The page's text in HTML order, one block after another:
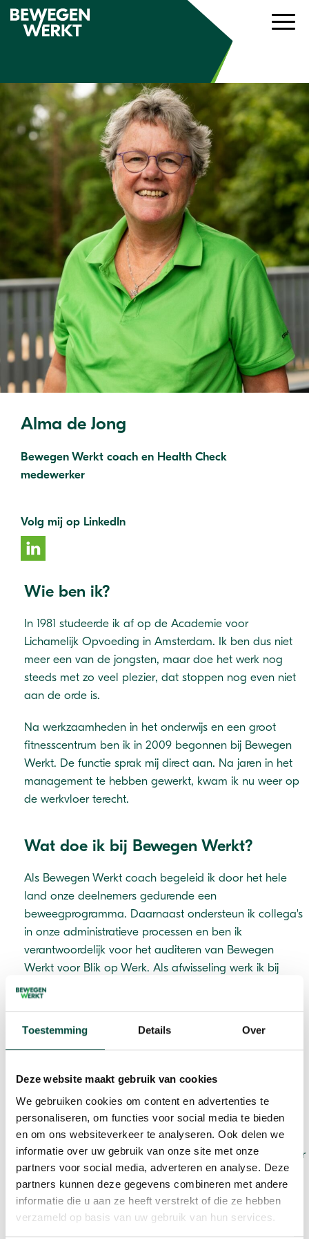
Toestemming Details Over
Deze website maakt gebruik van cookies
We gebruiken cookies om content en advertenties te
personaliseren, om functies voor social media te bieden
en om ons websiteverkeer te analyseren. Ook delen we
informatie over uw gebruik van onze site met onze
partners voor social media, adverteren en analyse. Deze
partners kunnen deze gegevens combineren met andere
informatie die u aan ze heeft verstrekt of die ze hebben
verzameld op basis van uw gebruik van hun services.
Alma de Jong
Bewegen Werkt coach en Health Check
medewerker
Volg mij op LinkedIn
Wie ben ik?
In 1981 studeerde ik af op de Academie voor
Lichamelijk Opvoeding in Amsterdam. Ik ben dus niet
meer een van de jongsten, maar doe het werk nog
steeds met zo veel plezier, dat stoppen nog even niet
aan de orde is.
Na werkzaamheden in het onderwijs en een groot
fitnesscentrum ben ik in 2009 begonnen bij Bewegen
Werkt. De functie sprak mij direct aan. Na jaren in het
management te hebben gewerkt, kwam ik nu weer op
de werkvloer terecht.
Wat doe ik bij Bewegen Werkt?
Als Bewegen Werkt coach begeleid ik door het hele
land onze deelnemers gedurende een
beweegprogramma. Daarnaast ondersteun ik collega's
in onze administratieve processen en ben ik
verantwoordelijk voor het auditeren van Bewegen
Werkt voor Blik op Werk. Als afwisseling werk ik bij
onze afdeling Vitaliteit als Health Check medewerkster.
Met elkaar en van elkaar leren is het motto wat ik
veel plezier gebeurt maakt dit de dag compleet.
Toen ik 9 jaar geleden de advertentie van Bewegen
Werkt coach las, dacht ik: ja dat is wat ik zoek. Ik was
op zoek naar iets anders maar kon het niet goed onder
woorden brengen wat dit moest worden, de
functieomschrijving overtuigde mij direct.
Een combinatie van bewegen en mensen weer op weg